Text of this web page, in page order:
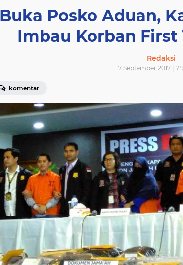
Buka Posko Aduan,
Imbau Korban First
Redaksi
7 September 2017 |
komentar